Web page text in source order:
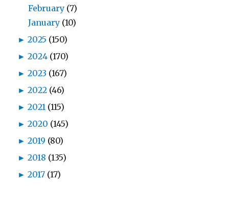
February (7)
January (10)
► 2025 (150)
► 2024 (170)
► 2023 (167)
► 2022 (46)
► 2021 (115)
► 2020 (145)
► 2019 (80)
► 2018 (135)
► 2017 (17)